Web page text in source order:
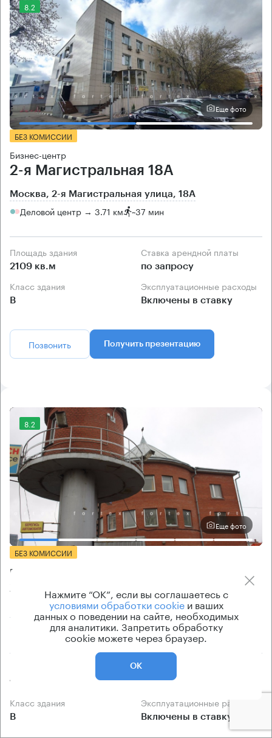
8.2
Еще фото
БЕЗ КОМИССИИ
Бизнес-центр
2-я Магистральная 18А
Москва, 2-я Магистральная улица, 18А
Деловой центр → 3.71 км ~37 мин
Площадь здания
2109 кв.м
Ставка арендной платы
по запросу
Класс здания
B
Эксплуатационные расходы
Включены в ставку
Позвонить Получить презентацию
8.2
Еще фото
БЕЗ КОМИССИИ
Бизнес-центр
Москва, 2-я Магистральная улица, 14А с3
Деловой центр → 3.69 км ~22 мин
1361 кв.м по запросу
Класс здания
B
Эксплуатационные расходы
Включены в ставку
Нажмите “ОК”, если вы соглашаетесь с
условиями обработки cookieи ваших
данных о поведении на сайте, необходимых
для аналитики. Запретить обработку
cookie можете через браузер.
ОК